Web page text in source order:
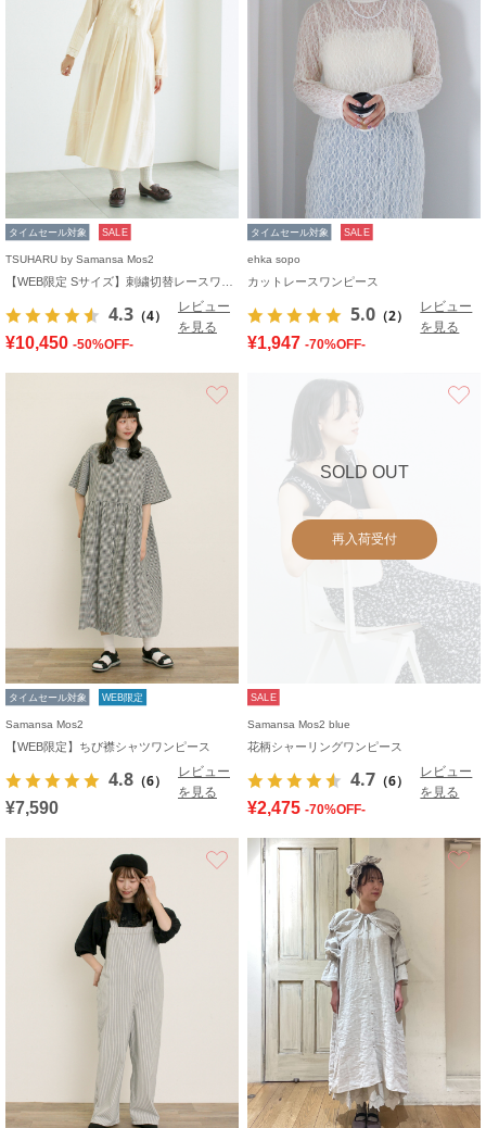
タイムセール対象 SALE
TSUHARU by Samansa Mos2
4.3 （4）
レビュー
を見る
¥10,450 -50%OFF-
タイムセール対象 SALE
ehka sopo
カットレースワンピース
5.0 （2）
レビュー
を見る
¥1,947 -70%OFF-
タイムセール対象 WEB限定
Samansa Mos2
【WEB限定】ちび襟シャツワンピース
4.8 （6）
レビュー
を見る
¥7,590
SOLD OUT
再入荷受付
SALE
Samansa Mos2 blue
花柄シャーリングワンピース
4.7 （6）
レビュー
を見る
¥2,475 -70%OFF-
お気に入り